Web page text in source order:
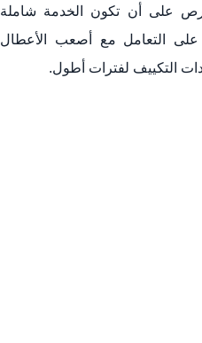
على أن تكون الخدمة شاملة
على التعامل مع أصعب الأعطال
التكييف لفترات أطول.